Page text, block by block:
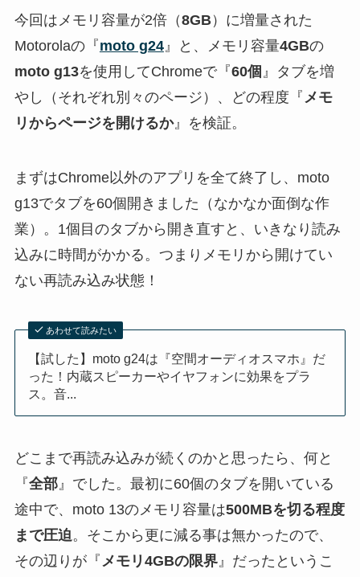
今回はメモリ容量が2倍（8GB）に増量された
Motorolaの『moto g24』と、メモリ容量4GBの
moto g13を使用してChromeで『60個 』タブを増
やし（それぞれ別々のページ）、どの程度『メモ
リからページを開けるか』を検証。
まずはChrome以外のアプリを全て終了し、moto
g13でタブを60個開きました（なかなか面倒な作
業）。1個目のタブから開き直すと、いきなり読み
込みに時間がかかる。つまりメモリから開けてい
ない再読み込み状態！
あわせて読みたい
【試した】moto g24は『空間オーディオスマホ』だ
った！内蔵スピーカーやイヤフォンに効果をプラ
ス。音...
どこまで再読み込みが続くのかと思ったら、何と
『全部』でした。最初に60個のタブを開いている
途中で、moto 13のメモリ容量は500MBを切る程度
まで圧迫 。そこから更に減る事は無かったので、
その辺りが『 メモリ4GBの限界』だったというこ